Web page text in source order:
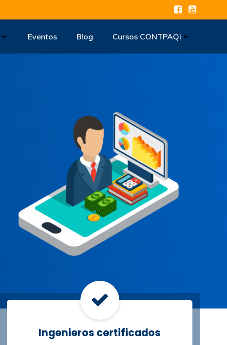
Eventos Blog Cursos CONTPAQi
Ingenieros certificados